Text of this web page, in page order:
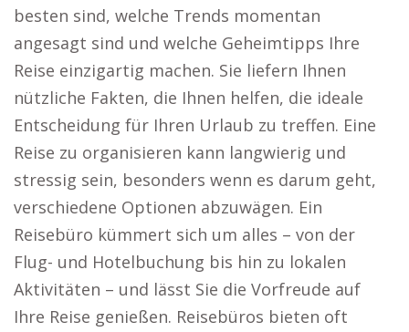
besten sind, welche Trends momentan
angesagt sind und welche Geheimtipps Ihre
Reise einzigartig machen. Sie liefern Ihnen
nützliche Fakten, die Ihnen helfen, die ideale
Entscheidung für Ihren Urlaub zu treffen. Eine
Reise zu organisieren kann langwierig und
stressig sein, besonders wenn es darum geht,
verschiedene Optionen abzuwägen. Ein
Reisebüro kümmert sich um alles – von der
Flug- und Hotelbuchung bis hin zu lokalen
Aktivitäten – und lässt Sie die Vorfreude auf
Ihre Reise genießen. Reisebüros bieten oft